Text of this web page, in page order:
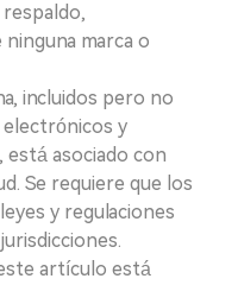
marca o
incluidos pero no
electrónicos y
asociado con
Se requiere que los
y regulaciones
artículo está